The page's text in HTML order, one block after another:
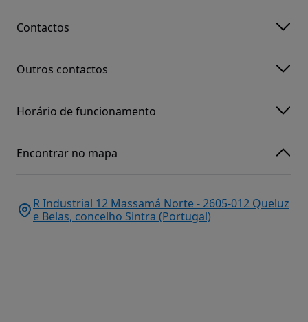
Contactos
Outros contactos
Horário de funcionamento
Encontrar no mapa
R Industrial 12 Massamá Norte - 2605-012 Queluz
e Belas, concelho Sintra (Portugal)